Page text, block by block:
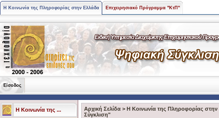
Η Κοινωνία της Πληροφορίας στην Ελλάδα Επιχειρησιακό Πρόγραμμα "ΚτΠ"
Είσοδος
Η Κοινωνία της ... Αρχική Σελίδα > Η Κοινωνία της Πληροφορίας
Σύγκλιση"